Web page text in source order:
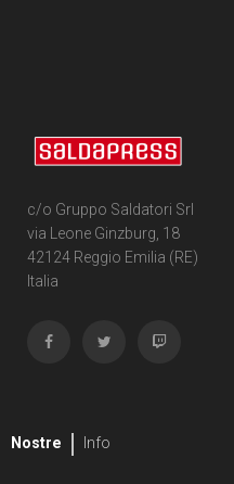
c/o Gruppo Saldatori Srl
via Leone Ginzburg, 18
42124 Reggio Emilia (RE)
Italia
Nostre Info